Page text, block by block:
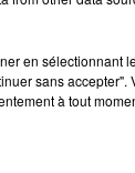
pour les
en sélectionnant
sans
à tout